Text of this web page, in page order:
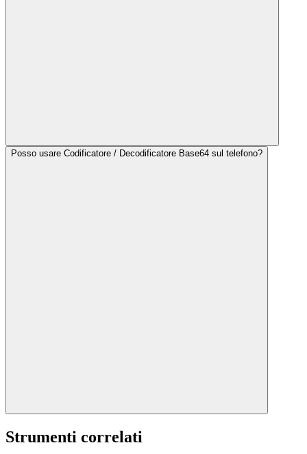
Posso usare Codificatore / Decodificatore Base64 sul telefono?
Strumenti correlati